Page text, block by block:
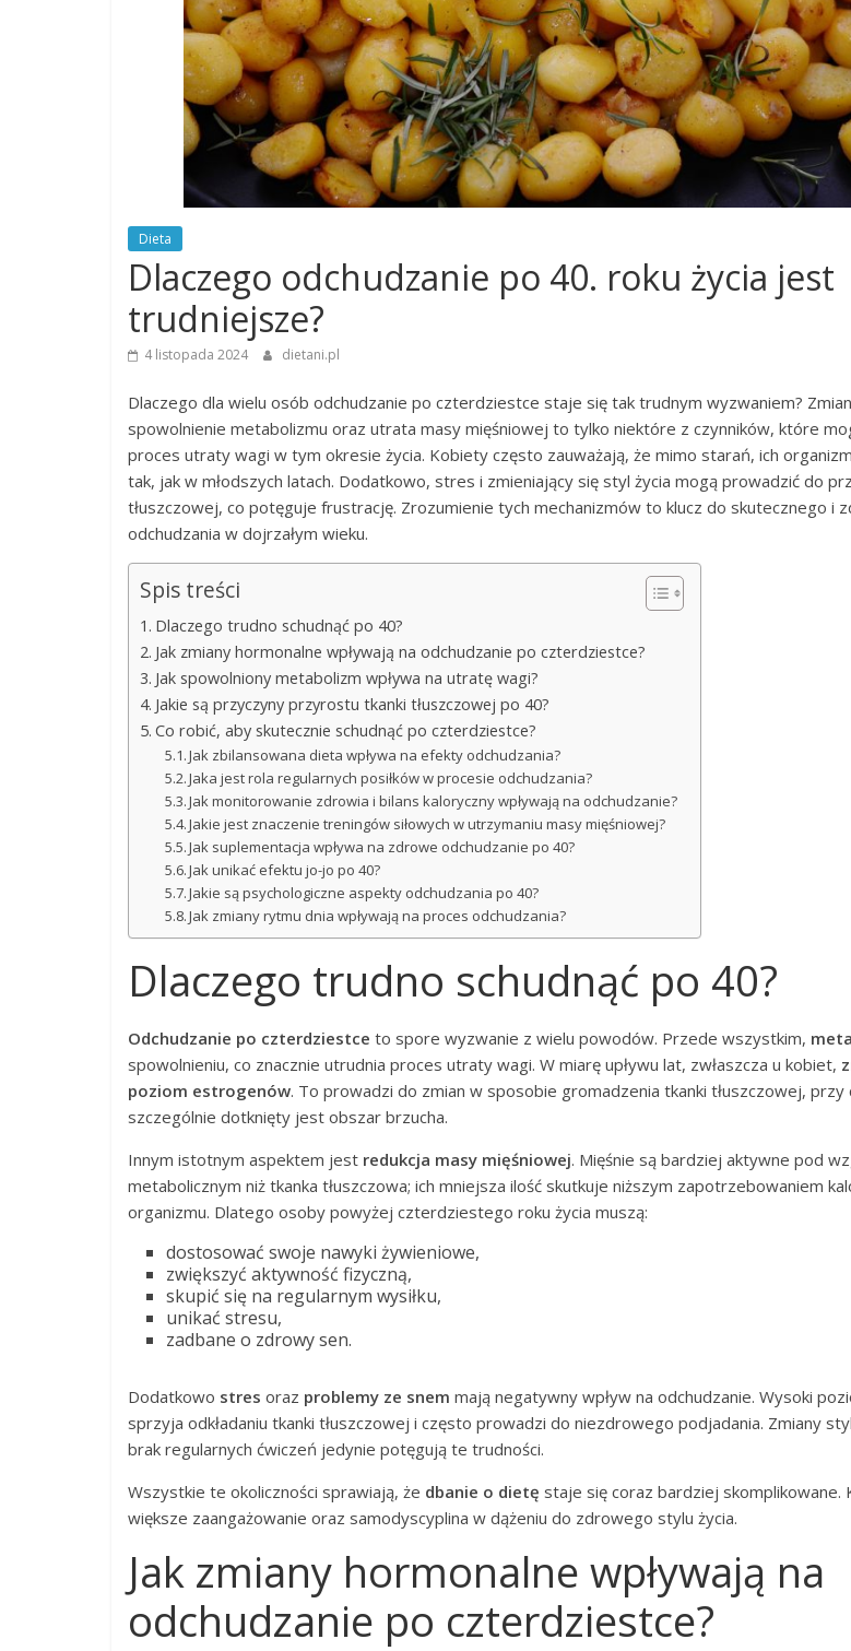
Dieta
Dlaczego odchudzanie po 40. roku życia jest
trudniejsze?
4 listopada 2024 dietani.pl
Dlaczego dla wielu osób odchudzanie po czterdziestce staje się tak trudnym wyzwaniem?
spowolnienie metabolizmu oraz utrata masy mięśniowej to tylko niektóre z czynników, które
proces utraty wagi w tym okresie życia. Kobiety często zauważają, że mimo starań, ich
tak, jak w młodszych latach. Dodatkowo, stres i zmieniający się styl życia mogą prowadzić do
tłuszczowej, co potęguje frustrację. Zrozumienie tych mechanizmów to klucz do skutecznego i
odchudzania w dojrzałym wieku.
Spis treści
Dlaczego trudno schudnąć po 40?
Jak zmiany hormonalne wpływają na odchudzanie po czterdziestce?
Jak spowolniony metabolizm wpływa na utratę wagi?
Jakie są przyczyny przyrostu tkanki tłuszczowej po 40?
Co robić, aby skutecznie schudnąć po czterdziestce?
Jak zbilansowana dieta wpływa na efekty odchudzania?
Jaka jest rola regularnych posiłków w procesie odchudzania?
Jak monitorowanie zdrowia i bilans kaloryczny wpływają na odchudzanie?
Jakie jest znaczenie treningów siłowych w utrzymaniu masy mięśniowej?
Jak suplementacja wpływa na zdrowe odchudzanie po 40?
Jak unikać efektu jo-jo po 40?
Jakie są psychologiczne aspekty odchudzania po 40?
Jak zmiany rytmu dnia wpływają na proces odchudzania?
Dlaczego trudno schudnąć po 40?
Odchudzanie po czterdziestce to spore wyzwanie z wielu powodów. Przede wszystkim,
spowolnieniu, co znacznie utrudnia proces utraty wagi. W miarę upływu lat, zwłaszcza u kobiet,
poziom estrogenów. To prowadzi do zmian w sposobie gromadzenia tkanki tłuszczowej, przy
szczególnie dotknięty jest obszar brzucha.
Innym istotnym aspektem jest redukcja masy mięśniowej. Mięśnie są bardziej aktywne pod
metabolicznym niż tkanka tłuszczowa; ich mniejsza ilość skutkuje niższym zapotrzebowaniem
organizmu. Dlatego osoby powyżej czterdziestego roku życia muszą:
dostosować swoje nawyki żywieniowe,
zwiększyć aktywność fizyczną,
skupić się na regularnym wysiłku,
unikać stresu,
zadbane o zdrowy sen.
Dodatkowo stres oraz problemy ze snem mają negatywny wpływ na odchudzanie. Wysoki
sprzyja odkładaniu tkanki tłuszczowej i często prowadzi do niezdrowego podjadania. Zmiany
brak regularnych ćwiczeń jedynie potęgują te trudności.
Wszystkie te okoliczności sprawiają, że dbanie o dietę staje się coraz bardziej skomplikowane.
większe zaangażowanie oraz samodyscyplina w dążeniu do zdrowego stylu życia.
Jak zmiany hormonalne wpływają na
odchudzanie po czterdziestce?